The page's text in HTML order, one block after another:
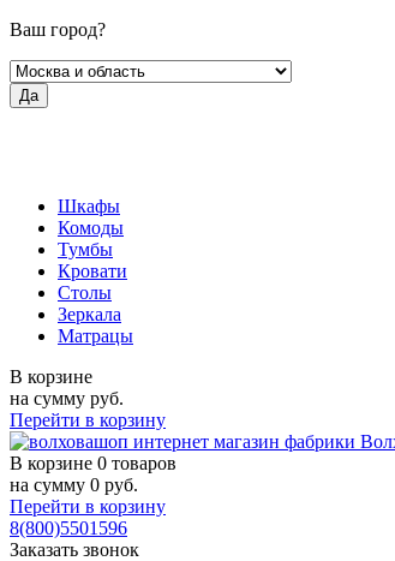
Ваш город?
Да
Шкафы
Комоды
Тумбы
Кровати
Столы
Зеркала
Матрацы
В корзине
на сумму руб.
Перейти в корзину
В корзине 0 товаров
на сумму 0 руб.
Перейти в корзину
8(800)5501596
Заказать звонок